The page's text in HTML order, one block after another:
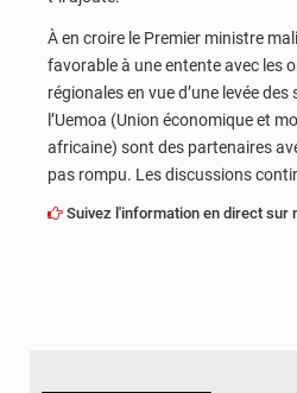
À en croire le Premier ministre
favorable à une entente avec les
régionales en vue d’une levée
l’Uemoa (Union économique et
africaine) sont des partenaires
pas rompu. Les discussions
Suivez l'information en direct sur